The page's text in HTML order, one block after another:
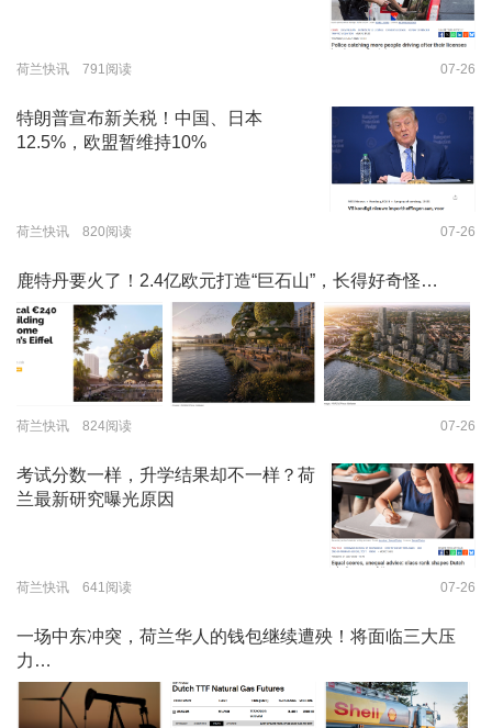
荷兰快讯 791阅读 07-26
特朗普宣布新关税！中国、日本
12.5%，欧盟暂维持10%
荷兰快讯 820阅读 07-26
鹿特丹要火了！2.4亿欧元打造“巨石山”，长得好奇怪…
荷兰快讯 824阅读 07-26
考试分数一样，升学结果却不一样？荷
兰最新研究曝光原因
荷兰快讯 641阅读 07-26
一场中东冲突，荷兰华人的钱包继续遭殃！将面临三大压
力…